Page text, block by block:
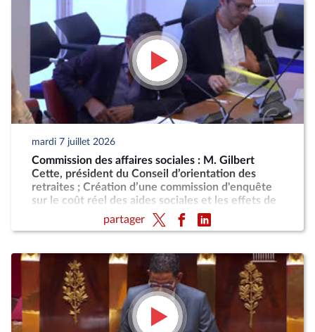
mardi 7 juillet 2026
Commission des affaires sociales : M. Gilbert
Cette, président du Conseil d’orientation des
retraites ; Création d’une commission d'enquête
sur le coût réel des aides sociales et les effets de
désincitation au travail engendrés par leur cumul
partager